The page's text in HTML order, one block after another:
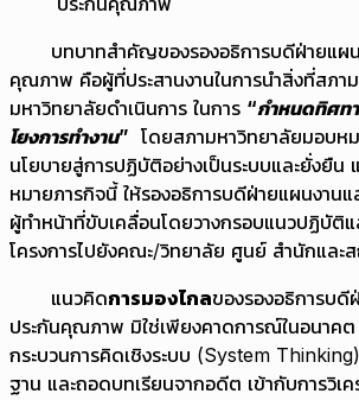
บทบาทสำคัญของรองอธิการบดีฝ่ายแผน
คุณภาพ คือผู้ที่ประสานงานในการนำสิ่งที่สภา
มหาวิทยาลัยดำเนินการ ในการ “กำหนดทิศทา
โยงการทำงาน” โดยสภามหาวิทยาลัยมอบห
นโยบายสู่การปฏิบัติอย่างเป็นระบบและยั่งยืน
หมายภารกิจนี้ ให้รองอธิการบดีฝ่ายแผนงาน
ผู้ทำหน้าที่ขับเคลื่อนโดยวางกรอบแนวปฏิบัติ
โครงการไปยังคณะ/วิทยาลัย ศูนย์ สำนักและ
แนวคิดการมองไกลของรองอธิการบดี
ประกันคุณภาพ มิใช่เพียงคาดการณ์ในอนาค
กระบวนการคิดเชิงระบบ (System
ฐาน และถอดบทเรียนจากอดีต เข้ากับการวิเค